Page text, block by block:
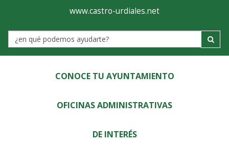
Ayuntamiento
de
Castro-
Urdiales
www.castro-urdiales.net
Label
CONOCE TU AYUNTAMIENTO
OFICINAS ADMINISTRATIVAS
DE INTERÉS